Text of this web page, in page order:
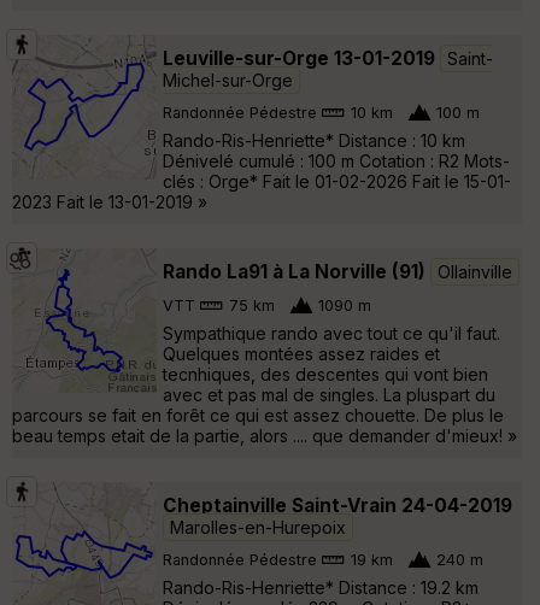
Leuville-sur-Orge 13-01-2019
Saint-
Michel-sur-Orge
Randonnée Pédestre 10 km 100 m
Rando-Ris-Henriette* Distance : 10 km
Dénivelé cumulé : 100 m Cotation : R2 Mots-
clés : Orge* Fait le 01-02-2026 Fait le 15-01-
2023 Fait le 13-01-2019 »
Rando La91 à La Norville (91) Ollainville
VTT 75 km 1090 m
Sympathique rando avec tout ce qu'il faut.
Quelques montées assez raides et
tecnhiques, des descentes qui vont bien
avec et pas mal de singles. La pluspart du
parcours se fait en forêt ce qui est assez chouette. De plus le
beau temps etait de la partie, alors .... que demander d'mieux! »
Cheptainville Saint-Vrain 24-04-2019
Marolles-en-Hurepoix
Randonnée Pédestre 19 km 240 m
Rando-Ris-Henriette* Distance : 19.2 km